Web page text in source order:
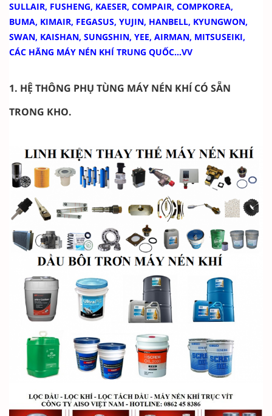
SULLAIR, FUSHENG, KAESER, COMPAIR, COMPKOREA,
BUMA, KIMAIR, FEGASUS, YUJIN, HANBELL, KYUNGWON,
SWAN, KAISHAN, SUNGSHIN, YEE, AIRMAN, MITSUSEIKI,
CÁC HÃNG MÁY NÉN KHÍ TRUNG QUỐC…VV
1. HỆ THÔNG PHỤ TÙNG MÁY NÉN KHÍ CÓ SẴN
TRONG KHO.